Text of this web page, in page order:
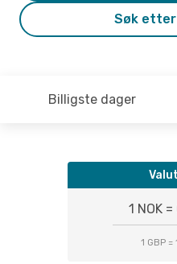
Søk
Billigste dager
1 NOK
1 GBP =